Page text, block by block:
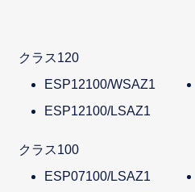
クラス120
ESP12100/WSAZ1
ESP12100/LSAZ1
クラス100
ESP07100/LSAZ1